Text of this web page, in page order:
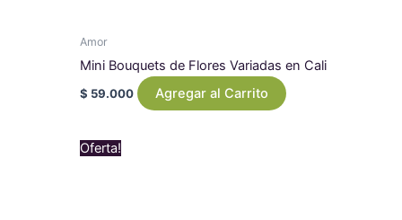
Amor
Mini Bouquets de Flores Variadas en Cali
$ 59.000 Agregar al Carrito
Oferta!